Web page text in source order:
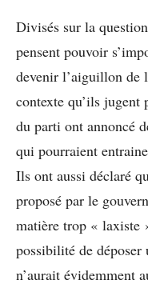
Divisés sur la
pensent pouvoir
devenir l’aiguillon de
contexte qu’ils jugent
du parti ont annoncé
qui pourraient
Ils ont aussi déclaré
proposé par le
matière trop « laxiste
possibilité de
n’aurait évidemment